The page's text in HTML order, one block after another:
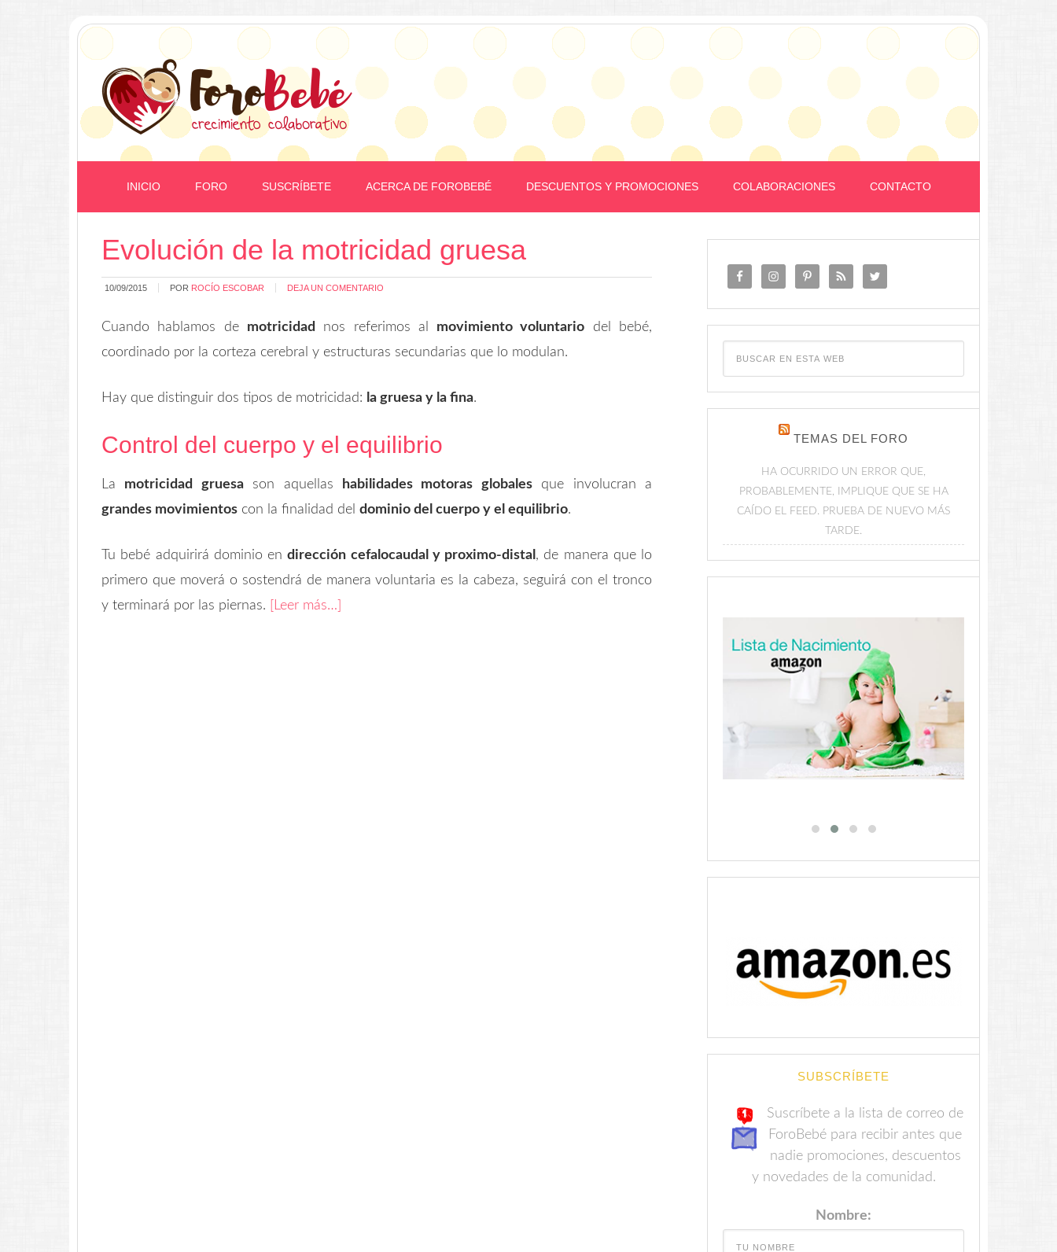
INICIO FORO SUSCRÍBETE ACERCA DE FOROBEBÉ DESCUENTOS Y PROMOCIONES COLABORACIONES CONTACTO
Evolución de la motricidad gruesa
10/09/2015 POR ROCÍO ESCOBAR DEJA UN COMENTARIO
Cuando hablamos de motricidad nos referimos al movimiento voluntario del bebé,
coordinado por la corteza cerebral y estructuras secundarias que lo modulan.
Hay que distinguir dos tipos de motricidad: la gruesa y la fina.
Control del cuerpo y el equilibrio
La motricidad gruesason aquellas habilidades motoras globalesque involucran a
grandes movimientos con la finalidad del dominio del cuerpo y el equilibrio.
Tu bebé adquirirá dominio endirección cefalocaudal y proximo-distal , de manera que lo
primero que moverá o sostendrá de manera voluntaria es la cabeza, seguirá con el tronco
y terminará por las piernas.
[Leer más…]
TEMAS DEL FORO
HA OCURRIDO UN ERROR QUE,
PROBABLEMENTE, IMPLIQUE QUE SE HA
CAÍDO EL FEED. PRUEBA DE NUEVO MÁS
TARDE.
SUBSCRÍBETE
Suscríbete a la lista de correo de
ForoBebé para recibir antes que
nadie promociones, descuentos
y novedades de la comunidad.
Nombre: